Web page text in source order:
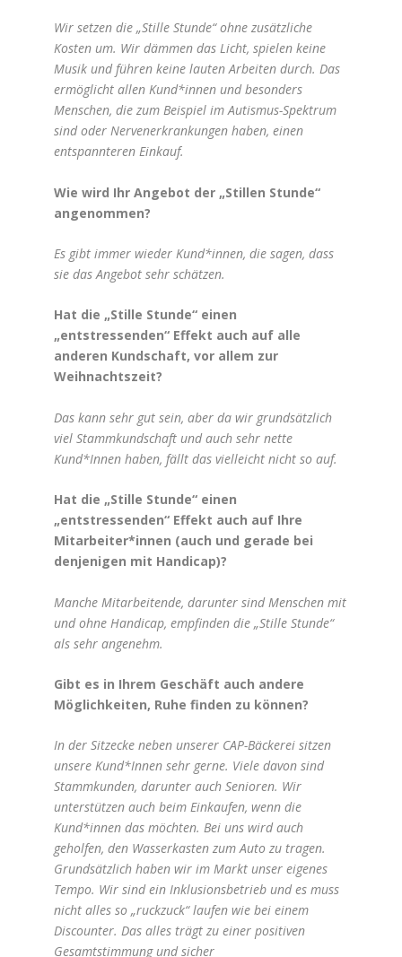
Wir setzen die „Stille Stunde“ ohne zusätzliche
Kosten um. Wir dämmen das Licht, spielen keine
Musik und führen keine lauten Arbeiten durch. Das
ermöglicht allen Kund*innen und besonders
Menschen, die zum Beispiel im Autismus-Spektrum
sind oder Nervenerkrankungen haben, einen
entspannteren Einkauf.
Wie wird Ihr Angebot der „Stillen Stunde“
angenommen?
Es gibt immer wieder Kund*innen, die sagen, dass
sie das Angebot sehr schätzen.
Hat die „Stille Stunde“ einen
„entstressenden“ Effekt auch auf alle
anderen Kundschaft, vor allem zur
Weihnachtszeit?
Das kann sehr gut sein, aber da wir grundsätzlich
viel Stammkundschaft und auch sehr nette
Kund*Innen haben, fällt das vielleicht nicht so auf.
Hat die „Stille Stunde“ einen
„entstressenden“ Effekt auch auf Ihre
Mitarbeiter*innen (auch und gerade bei
denjenigen mit Handicap)?
Manche Mitarbeitende, darunter sind Menschen mit
und ohne Handicap, empfinden die „Stille Stunde“
als sehr angenehm.
Gibt es in Ihrem Geschäft auch andere
Möglichkeiten, Ruhe finden zu können?
In der Sitzecke neben unserer CAP-Bäckerei sitzen
unsere Kund*Innen sehr gerne. Viele davon sind
Stammkunden, darunter auch Senioren. Wir
unterstützen auch beim Einkaufen, wenn die
Kund*innen das möchten. Bei uns wird auch
geholfen, den Wasserkasten zum Auto zu tragen.
Grundsätzlich haben wir im Markt unser eigenes
Tempo. Wir sind ein Inklusionsbetrieb und es muss
nicht alles so „ruckzuck“ laufen wie bei einem
Discounter. Das alles trägt zu einer positiven
Gesamtstimmung und sicher